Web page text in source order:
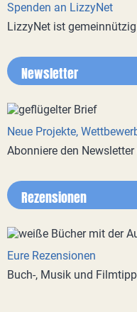
Spenden an LizzyNet
LizzyNet ist
Newsletter
Neue Projekte,
Abonniere den
Rezensionen
Eure Rezensionen
Buch-, Musik und